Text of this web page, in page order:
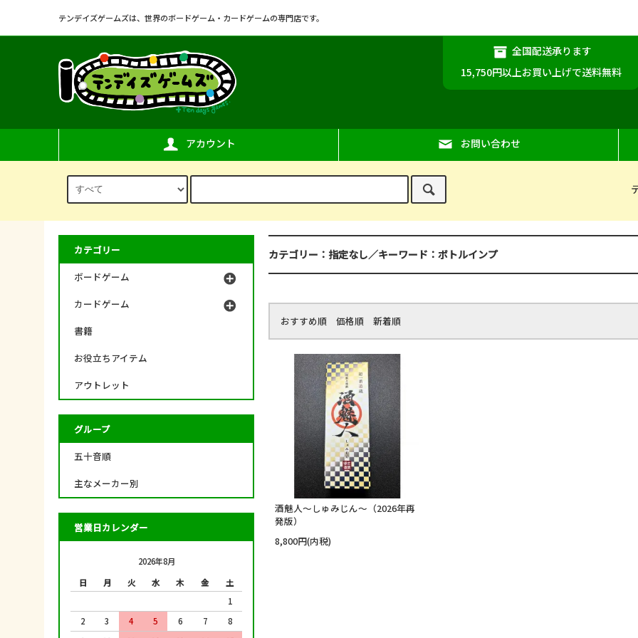
テンデイズゲームズは、世界のボードゲーム・カードゲームの専門店です。
全国配送承ります
15,750円以上お買い上げで送料無料
アカウント お問い合わせ
カテゴリー：指定なし／キーワード：ボトルインプ
おすすめ順 価格順 新着順
酒魅人～しゅみじん～（2026年再
発版）
8,800円(内税)
カテゴリー
ボードゲーム
カードゲーム
書籍
お役立ちアイテム
アウトレット
グループ
五十音順
主なメーカー別
営業日カレンダー
2026年8月
日
月 火 水 木 金
土
1
2
3 4 5 6 7
8